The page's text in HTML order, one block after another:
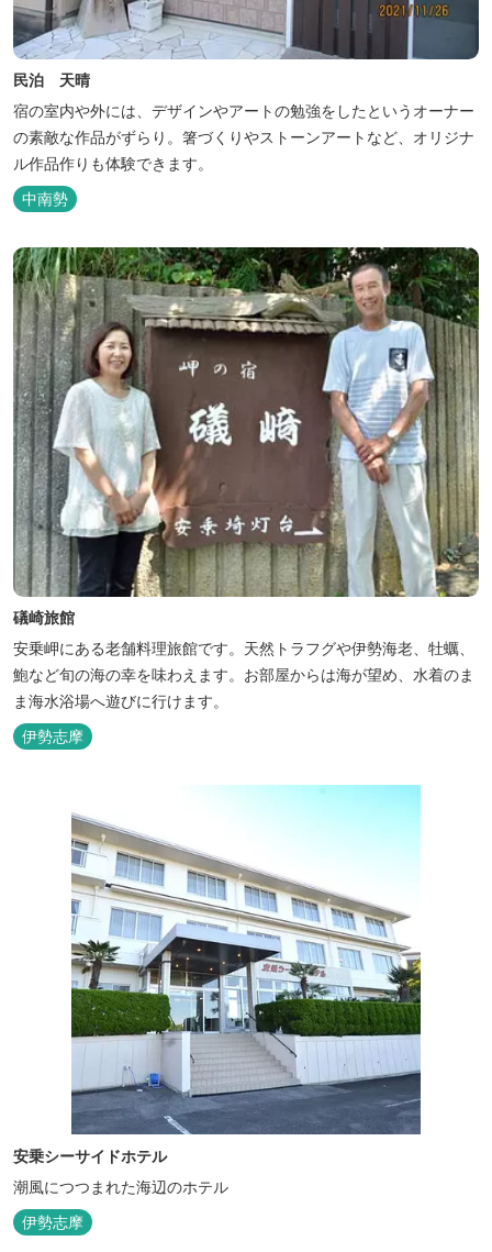
民泊 天晴
宿の室内や外には、デザインやアートの勉強をしたというオーナー
の素敵な作品がずらり。箸づくりやストーンアートなど、オリジナ
ル作品作りも体験できます。
中南勢
礒崎旅館
安乗岬にある老舗料理旅館です。天然トラフグや伊勢海老、牡蠣、
鮑など旬の海の幸を味わえます。お部屋からは海が望め、水着のま
ま海水浴場へ遊びに行けます。
伊勢志摩
安乗シーサイドホテル
潮風につつまれた海辺のホテル
伊勢志摩